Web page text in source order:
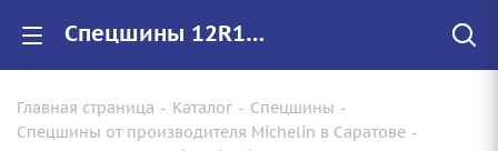
Спецшины 12R16,5 Michelin Bibsteel Hard Surface 141 A5 TL купить в Саратове по цене от 43590.00 с доставкой. | Арт.: 241265
Главная страница - Каталог - Спецшины -
Спецшины от производителя Michelin в Саратове -